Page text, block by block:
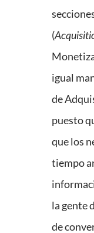
(
igual
de
puesto
que los
tiempo
la gente
de